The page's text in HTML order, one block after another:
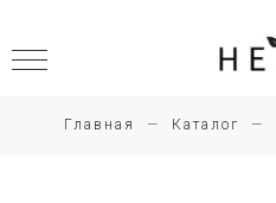
Главная Каталог